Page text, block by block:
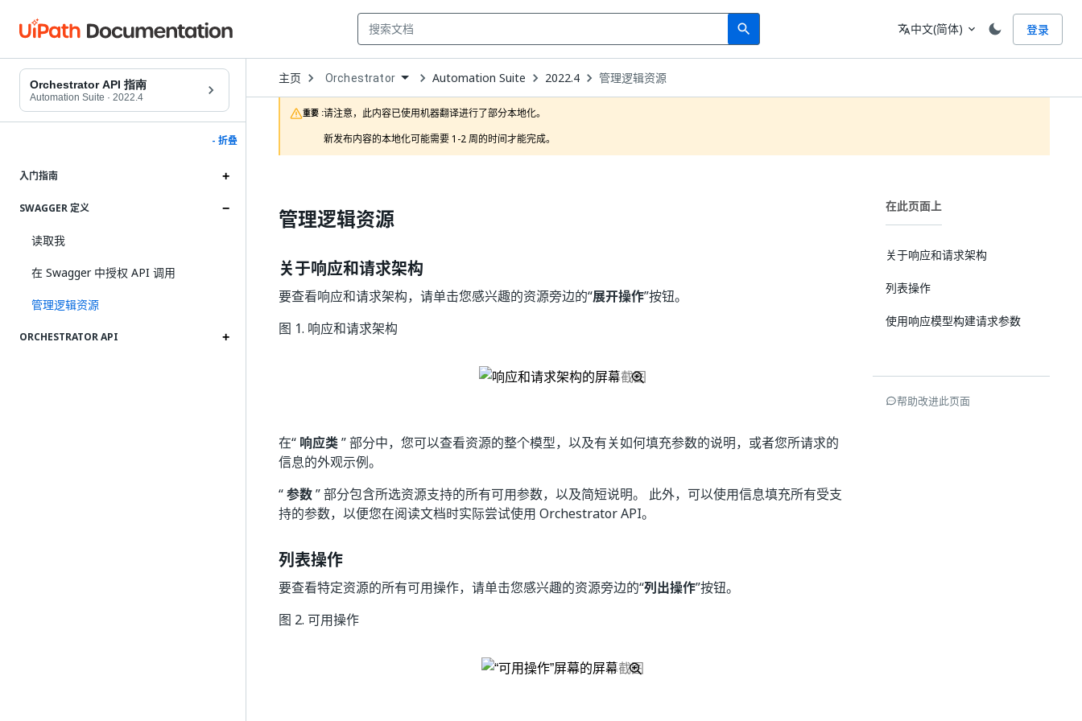
search
Search 语言
translate中文(简体) expand_more 登录
Orchestrator API 指南
Automation Suite · 2022.4
- 折叠
入门指南
SWAGGER 定义
读取我
在 Swagger 中授权 API 调用
管理逻辑资源
ORCHESTRATOR API
主页 Open
Dropdown
to
choose
product
Orchestrator Automation Suite 2022.4 管理逻辑资源
重要 :请注意，此内容已使用机器翻译进行了部分本地化。
新发布内容的本地化可能需要 1-2 周的时间才能完成。
管理逻辑资源
关于响应和请求架构
要查看响应和请求架构，请单击您感兴趣的资源旁边的“展开操作”按钮。
图 1. 响应和请求架构
在“ 响应类” 部分中，您可以查看资源的整个模型，以及有关如何填充参数的说明，或者您所请求的
信息的外观示例。
“参数” 部分包含所选资源支持的所有可用参数，以及简短说明。 此外，可以使用信息填充所有受支
持的参数，以便您在阅读文档时实际尝试使用 Orchestrator API。
列表操作
要查看特定资源的所有可用操作，请单击您感兴趣的资源旁边的“列出操作”按钮。
图 2. 可用操作
在此页面上
关于响应和请求架构
列表操作
使用响应模型构建请求参数
帮助改进此页面